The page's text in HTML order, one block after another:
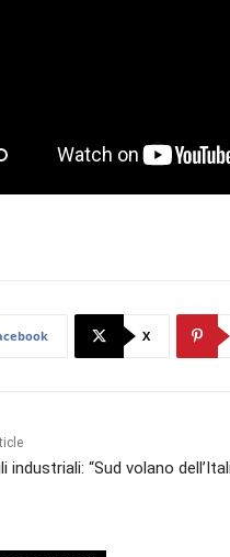
X
industriali: “Sud volano